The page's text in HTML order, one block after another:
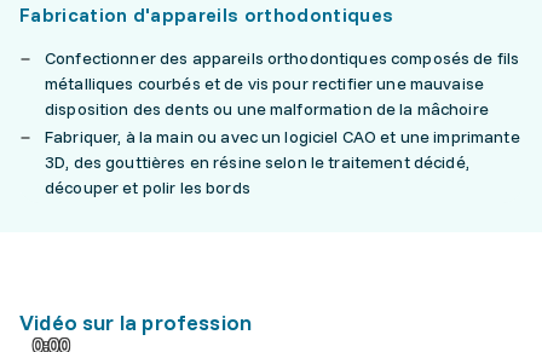
Fabrication d'appareils orthodontiques
Confectionner des appareils orthodontiques composés de fils
métalliques courbés et de vis pour rectifier une mauvaise
disposition des dents ou une malformation de la mâchoire
Fabriquer, à la main ou avec un logiciel CAO et une imprimante
3D, des gouttières en résine selon le traitement décidé,
découper et polir les bords
Vidéo sur la profession
0:00